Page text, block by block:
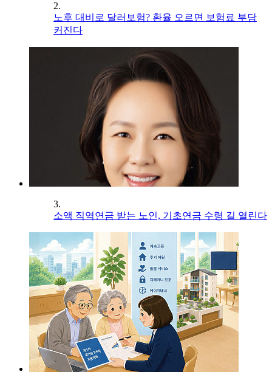
2.
노후 대비로 달러보험? 환율 오르면 보험료 부담
커진다
3.
소액 직역연금 받는 노인, 기초연금 수령 길 열린다